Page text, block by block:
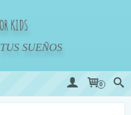
KIDS
SUEÑOS
0